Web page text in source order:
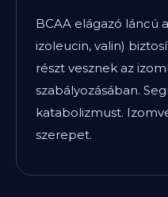
BCAA elágazó láncú
izoleucin, valin)
részt vesznek az
szabályozásában.
katabolizmust.
szerepet.